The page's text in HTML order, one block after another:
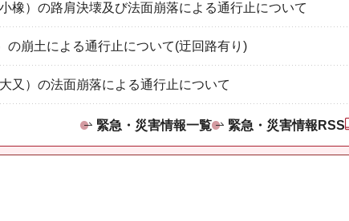
橡）の路肩決壊及び法面崩落による通行止について
の崩土による通行止について(迂回路有り)
又）の法面崩落による通行止について
緊急・災害情報一覧 緊急・災害情報RSS